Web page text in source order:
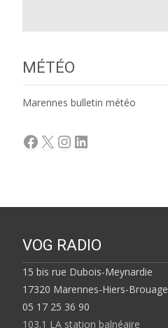
MÉTÉO
Marennes bulletin météo
Facebook
X Instagram
LinkedIn
VOG RADIO
15 bis rue Dubois-Meynardie
17320 Marennes-Hiers-Brouage
05 17 25 36 90
103.1 LA station balnéaire